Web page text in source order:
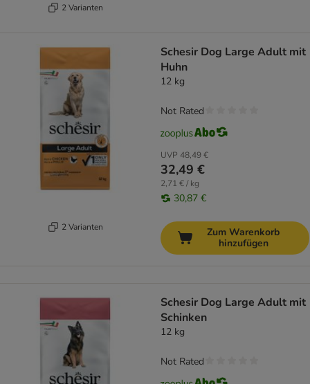
2 Varianten
2 Varianten
Schesir Dog Large Adult mit
Huhn
12 kg
UVP 48,49 €
32,49 €
2,71 € / kg
30,87 €
Not Rated
Zum Warenkorb
hinzufügen
Schesir Dog Large Adult mit
Schinken
12 kg
Not Rated